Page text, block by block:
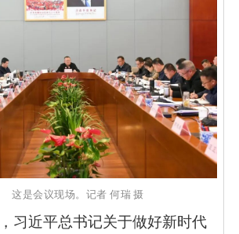
这是会议现场。记者 何瑞 摄
习近平总书记关于做好新时代